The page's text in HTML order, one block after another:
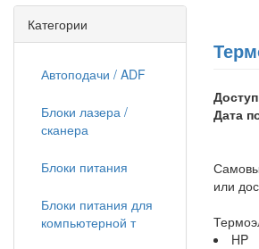
Дата
или
HP
Категории
Автоподачи / ADF
Блоки лазера /
сканера
Блоки питания
Блоки питания для
компьютерной т